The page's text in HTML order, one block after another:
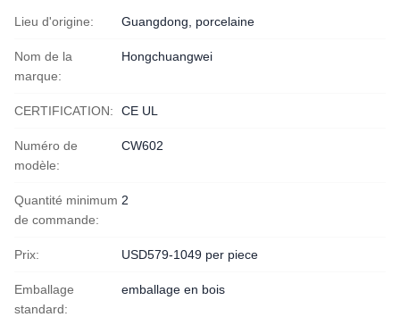
Lieu d'origine: Guangdong, porcelaine
Nom de la
marque:
Hongchuangwei
CERTIFICATION: CE UL
Numéro de
modèle:
CW602
Quantité minimum
de commande:
2
Prix: USD579-1049 per piece
Emballage
standard:
emballage en bois